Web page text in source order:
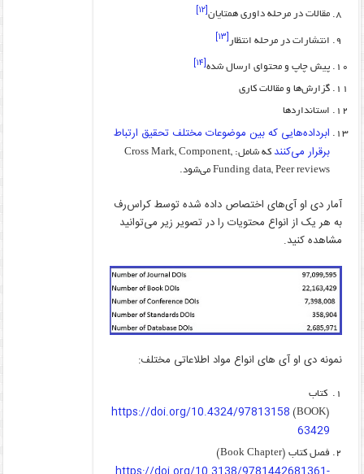
مقالات در مرحله داوری همتایان[۱۲]
انتشارات در مرحله انتظار [۱۳]
پیش چاپ و محتوای ارسال شده[۱۴]
گزارش‌ها و مقالات کاری
استانداردها
ابرداده‌هایی که بین موضوعات مختلف تحقیق ارتباط
برقرار می‌کنند
که شامل: Cross Mark, Component,
Funding data, Peer reviews می‌شود.
آمار دی او آی‌های اختصاص داده شده توسط کراس‌رف
به هر یک از انواع محتویات را در تصویر زیر می‌توانید
مشاهده کنید.
نمونه دی او آی های انواع مواد اطلاعاتی مختلف:
کتاب
(BOOK)
https://doi.org/10.4324/97813158
63429
فصل کتاب (Book Chapter)